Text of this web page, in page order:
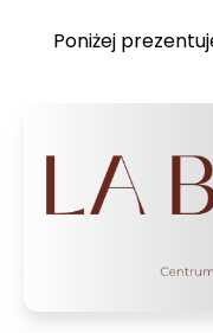
Poniżej